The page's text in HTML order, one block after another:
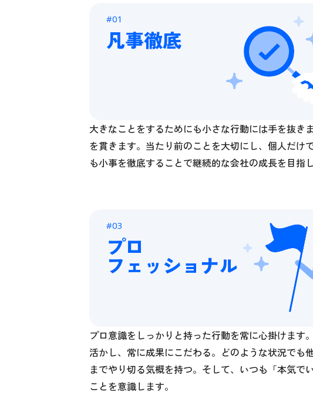
#01
凡事徹底
大きなことをするためにも小さな行動には手を抜き
を貫きます。当たり前のことを大切にし、個人だけ
も小事を徹底することで継続的な会社の成長を目指し
#03
プロ
フェッショナル
プロ意識をしっかりと持った行動を常に心掛けます
活かし、常に成果にこだわる。どのような状況でも
までやり切る気概を持つ。そして、いつも「本気で
ことを意識します。